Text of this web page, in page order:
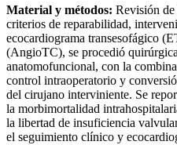
Material y métodos: Revisión de
criterios de reparabilidad,
ecocardiograma transesofágico
(AngioTC), se procedió
anatomofuncional, con la
control intraoperatorio y
del cirujano interviniente. Se
la morbimortalidad
la libertad de insuficiencia
el seguimiento clínico y